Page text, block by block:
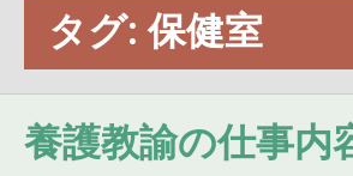
タグ:保健室
養護教諭の仕事内